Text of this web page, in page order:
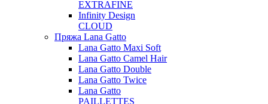
EXTRAFINE
Infinity Design
CLOUD
Пряжа Lana Gatto
Lana Gatto Maxi Soft
Lana Gatto Camel Hair
Lana Gatto Double
Lana Gatto Twice
Lana Gatto
PAILLETTES